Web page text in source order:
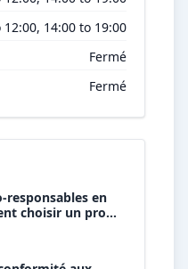
12:00, 14:00 to 19:00
Fermé
Fermé
responsables en
choisir un pro